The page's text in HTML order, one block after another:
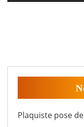
Plaquiste pose